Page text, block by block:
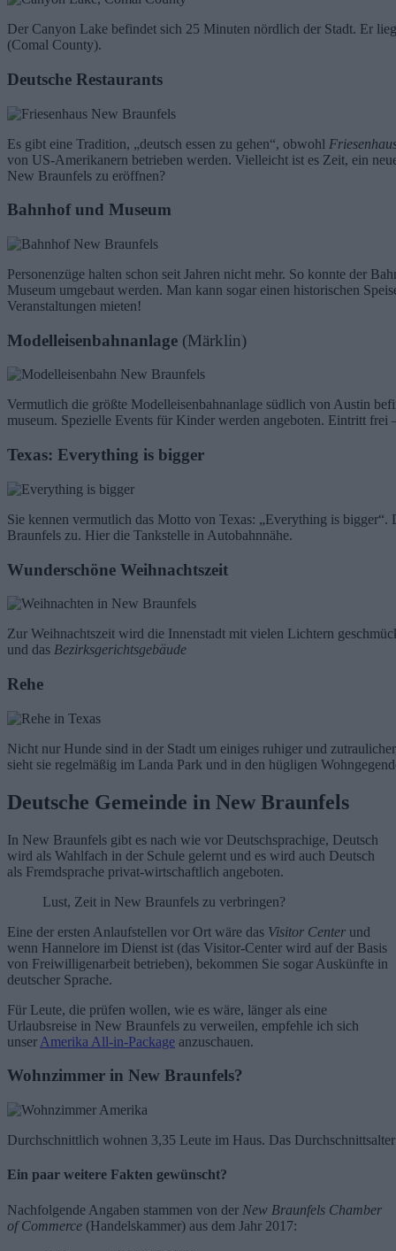
Der Canyon Lake befindet sich 25 Minuten nördlich der Stadt. Er
(Comal County).
Deutsche Restaurants
Es gibt eine Tradition, „deutsch essen zu gehen“, obwohl
von US-Amerikanern betrieben werden. Vielleicht ist es Zeit, ein
New Braunfels zu eröffnen?
Bahnhof und Museum
Personenzüge halten schon seit Jahren nicht mehr. So konnte der
Museum umgebaut werden. Man kann sogar einen historischen
Veranstaltungen mieten!
Modelleisenbahnanlage (Märklin)
Vermutlich die größte Modelleisen­bahnanlage südlich von Austin
museum. Spezielle Events für Kinder werden angeboten. Eintritt frei
Texas: Everything is bigger
Sie kennen vermutlich das Motto von Texas: „Everything is
Braunfels zu. Hier die Tankstelle in Autobahnnähe.
Wunderschöne Weihnachtszeit
Zur Weihnachtszeit wird die Innenstadt mit vielen Lichtern
und das Bezirksgerichtsgebäude
Rehe
Nicht nur Hunde sind in der Stadt um einiges ruhiger und
sieht sie regelmäßig im Landa Park und in den hügligen
Deutsche Gemeinde in New Braunfels
In New Braunfels gibt es nach wie vor Deutschsprachige, Deutsch
wird als Wahlfach in der Schule gelernt und es wird auch Deutsch
als Fremdsprache privat-wirtschaftlich angeboten.
Lust, Zeit in New Braunfels zu verbringen?
Eine der ersten Anlaufstellen vor Ort wäre das Visitor Center und
wenn Hannelore im Dienst ist (das Visitor-Center wird auf der Basis
von Freiwilligenarbeit betrieben), bekommen Sie sogar Auskünfte in
deutscher Sprache.
Für Leute, die prüfen wollen, wie es wäre, länger als eine
Urlaubsreise in New Braunfels zu verweilen, empfehle ich sich
unser Amerika All-in-Package anzuschauen.
Wohnzimmer in New Braunfels?
Durchschnittlich wohnen 3,35 Leute im Haus. Das
Ein paar weitere Fakten gewünscht?
Nachfolgende Angaben stammen von der New Braunfels Chamber
of Commerce (Handelskammer) aus dem Jahr 2017: